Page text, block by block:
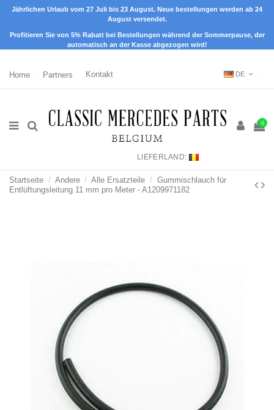
Jährlichen Urlaub vom 27 Juli bis 23 August. Neue bestellungen werden ab 24
August versendet.
Profitieren Sie von 5% Rabatt bei Bestellungen während der Sommerpause, der
automatisch an der Kasse abgezogen wird!
Home Partners Kontakt DE
0
LIEFERLAND:
Startseite Andere Alle Ersatzteile
Gummischlauch für
Entlüftungsleitung 11 mm pro Meter - A1209971182